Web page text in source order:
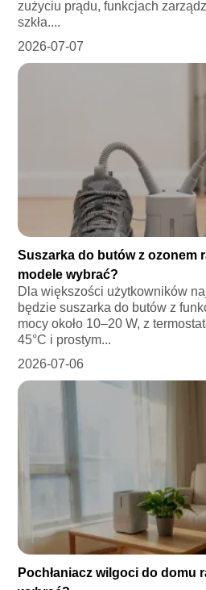
zużyciu prądu, funkcjach
szkła....
2026-07-07
Suszarka do butów z ozonem
modele wybrać?
Dla większości użytkowników
będzie suszarka do butów z
mocy około 10–20 W, z
45°C i prostym...
2026-07-06
Pochłaniacz wilgoci do domu